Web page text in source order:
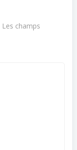
Les champs